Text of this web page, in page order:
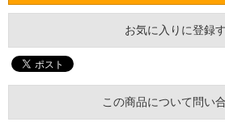
お気に入りに登録
この商品について問い